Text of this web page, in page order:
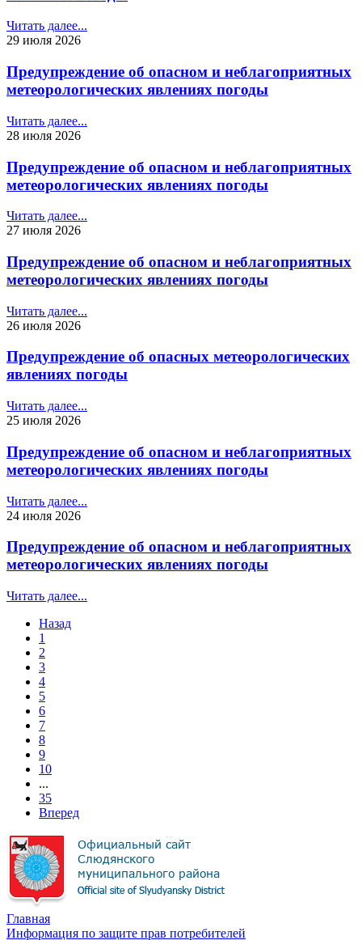
Читать далее...
29 июля 2026
Предупреждение об опасном и неблагоприятных
метеорологических явлениях погоды
Читать далее...
28 июля 2026
Предупреждение об опасном и неблагоприятных
метеорологических явлениях погоды
Читать далее...
27 июля 2026
Предупреждение об опасном и неблагоприятных
метеорологических явлениях погоды
Читать далее...
26 июля 2026
Предупреждение об опасных метеорологических
явлениях погоды
Читать далее...
25 июля 2026
Предупреждение об опасном и неблагоприятных
метеорологических явлениях погоды
Читать далее...
24 июля 2026
Предупреждение об опасном и неблагоприятных
метеорологических явлениях погоды
Читать далее...
Назад
1
2
3
4
5
6
7
8
9
10
...
35
Вперед
Главная
Информация по защите прав потребителей